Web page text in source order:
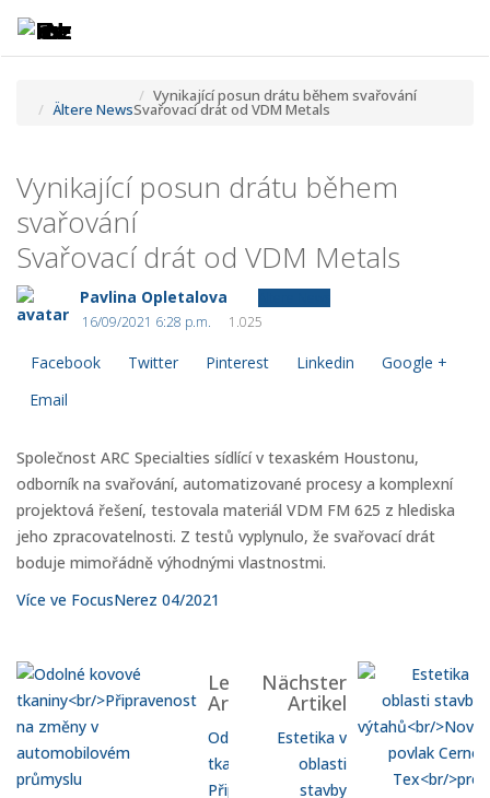
Ältere News
Vynikající posun drátu během svařování
Svařovací drát od VDM Metals
Vynikající posun drátu během
svařování
Svařovací drát od VDM Metals
Pavlina Opletalova
16/09/2021 6:28 p.m.
1.025
Facebook Twitter Pinterest Linkedin
Google +
Email
Společnost ARC Specialties sídlící v texaském Houstonu,
odborník na svařování, automatizované procesy a komplexní
projektová řešení, testovala materiál VDM FM 625 z hlediska
jeho zpracovatelnosti. Z testů vyplynulo, že svařovací drát
boduje mimořádně výhodnými vlastnostmi.
Více ve FocusNerez 04/2021
Letzter
Artikel
Odolné kovové
tkaniny
Připravenost na
Nächster
Artikel
Estetika v
oblasti
stavby